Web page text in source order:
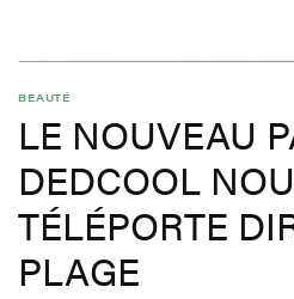
BEAUTÉ
LE NOUVEAU
DEDCOOL
TÉLÉPORTE
PLAGE